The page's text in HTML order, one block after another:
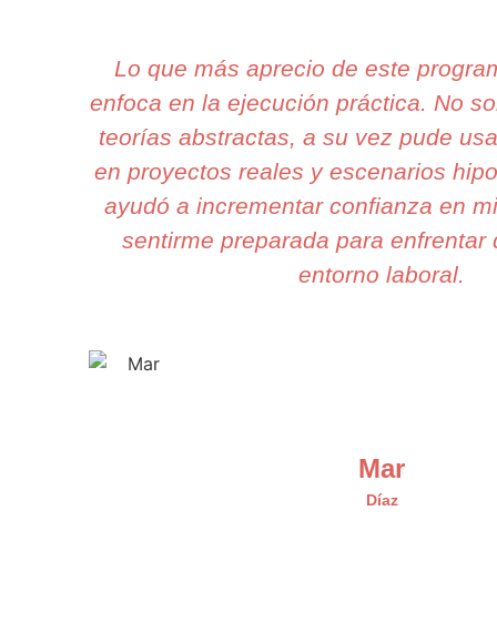
Lo que más aprecio de este
enfoca en la ejecución práctica. No
teorías abstractas, a su vez pude
en proyectos reales y escenarios
ayudó a incrementar confianza en
sentirme preparada para enfrentar
entorno laboral.
Mar
Díaz